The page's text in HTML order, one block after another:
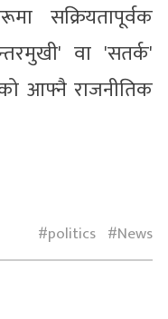
सक्रियतापूर्वक
वा 'सतर्क'
आफ्नै राजनीतिक
politics News